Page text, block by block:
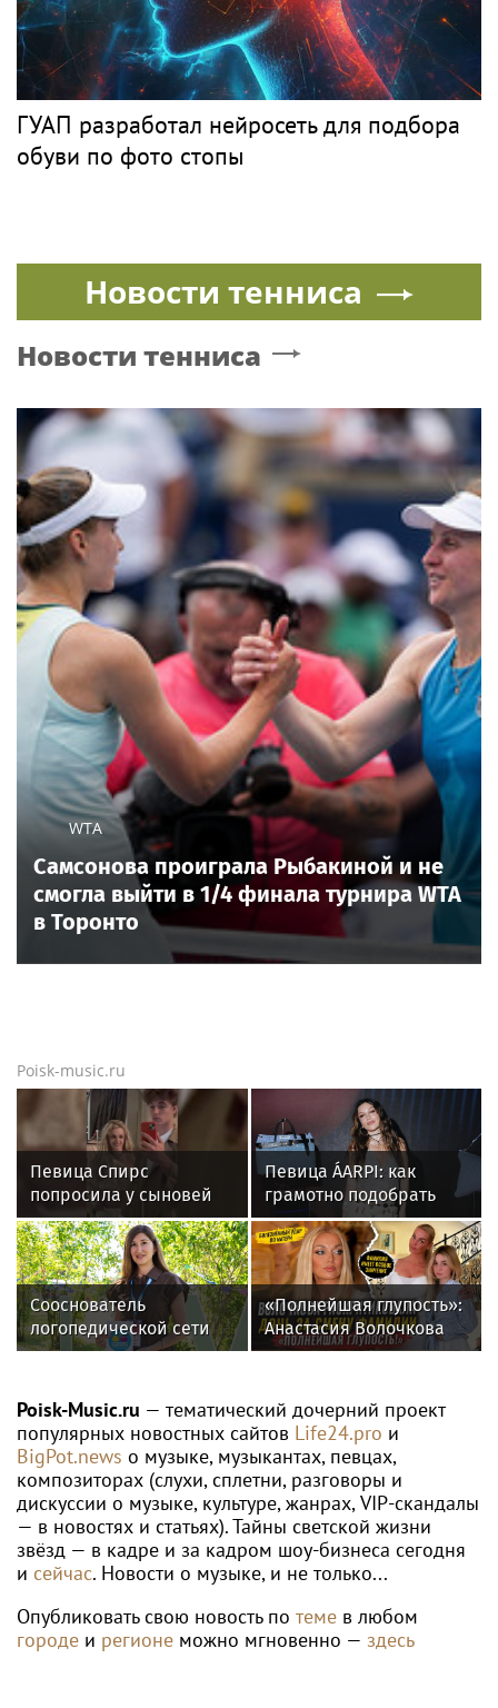
ГУАП разработал нейросеть для подбора
обуви по фото стопы
Новости тенниса
Новости тенниса
WTA
Самсонова проиграла Рыбакиной и не
смогла выйти в 1/4 финала турнира WTA
в Торонто
Poisk-music.ru
Певица Спирс
попросила у сыновей
прощения за ошибки
прошлого
Певица ÁARPI: как
грамотно подобрать
гардероб для
выступлений
Сооснователь
логопедической сети
«Разноцветные
VK Fest
«Полнейшая глупость»:
Анастасия Волочкова
осудила дочь за отказ
Poisk-Music.ru — тематический дочерний проект
популярных новостных сайтов Life24.pro и
BigPot.news о музыке, музыкантах, певцах,
композиторах (слухи, сплетни, разговоры и
дискуссии о музыке, культуре, жанрах, VIP-скандалы
— в новостях и статьях). Тайны светской жизни
звёзд — в кадре и за кадром шоу-бизнеса сегодня
и сейчас. Новости о музыке, и не только...
Опубликовать свою новость по теме в любом
городе и регионе можно мгновенно — здесь